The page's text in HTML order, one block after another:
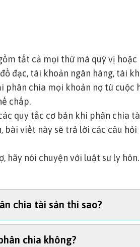
tất cả mọi thứ mà quý vị hoặc
đạc, tài khoản ngân hàng, tài
phân chia mọi khoản nợ từ cuộc
chấp.
quy tắc cơ bản khi phân chia
bài viết này sẽ trả lời các câu hỏi
hãy nói chuyện với luật sư ly hôn.
chia tài sản thì sao?
phân chia tài sản, thẩm phán sẽ
chia không?